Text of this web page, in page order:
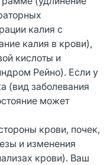
калия с
калия в крови),
кислоты и
Рейно). Если у
(вид заболевания
может
крови, почек,
и изменения
крови). Ваш